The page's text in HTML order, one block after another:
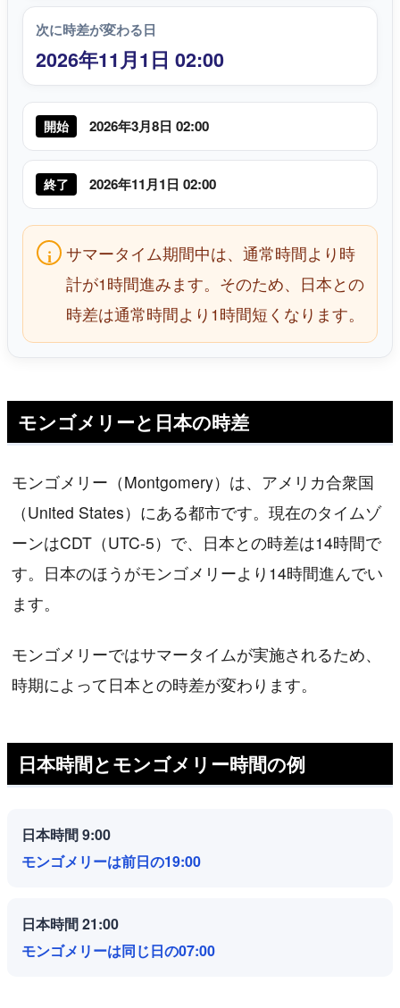
次に時差が変わる日
2026年11月1日 02:00
開始 2026年3月8日 02:00
終了 2026年11月1日 02:00
サマータイム期間中は、通常時間より時
計が1時間進みます。そのため、日本との
時差は通常時間より1時間短くなります。
モンゴメリーと日本の時差
モンゴメリー（Montgomery）は、アメリカ合衆国
（United States）にある都市です。現在のタイムゾ
ーンはCDT（UTC-5）で、日本との時差は14時間で
す。日本のほうがモンゴメリーより14時間進んでい
ます。
モンゴメリーではサマータイムが実施されるため、
時期によって日本との時差が変わります。
日本時間とモンゴメリー時間の例
日本時間 9:00
モンゴメリーは前日の19:00
日本時間 21:00
モンゴメリーは同じ日の07:00